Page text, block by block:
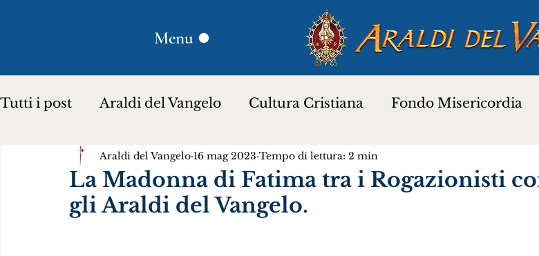
Menu
Tutti i post Araldi del Vangelo Cultura Cristiana Fondo Misericordia
Plinio Corrêa de Oliveira Donna Lucilia Proverbi dei Santi Santi
Storia per bambini… Testimoniare Preghiere
La Madonna di Fatima tra i Rogazionisti
gli Araldi del Vangelo.
Araldi del Vangelo 16 mag 2023 Tempo di lettura: 2 min